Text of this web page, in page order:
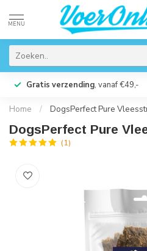
MENU
Gratis verzending, vanaf €49,-
Home / DogsPerfect Pure
DogsPerfect Pure
(1)